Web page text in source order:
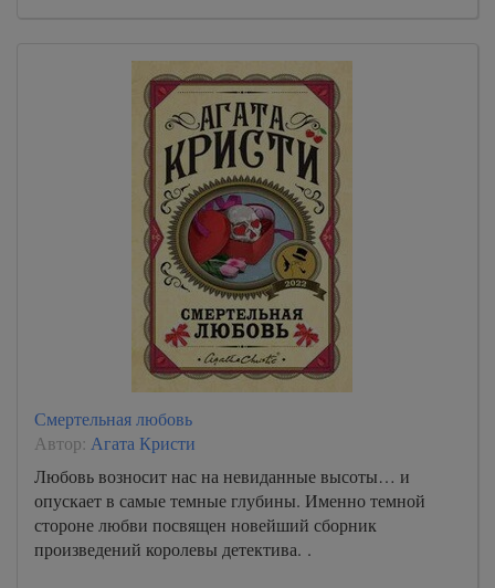
Смертельная любовь
Автор: Агата Кристи
Любовь возносит нас на невиданные высоты… и
опускает в самые темные глубины. Именно темной
стороне любви посвящен новейший сборник
произведений королевы детектива. .